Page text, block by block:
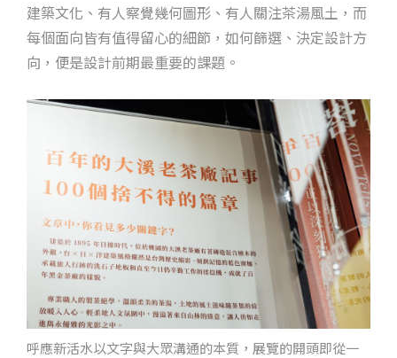
建築文化、有人察覺幾何圖形、有人關注茶湯風土，而
每個面向皆有值得留心的細節，如何篩選、決定設計方
向，便是設計前期最重要的課題。
呼應新活水以文字與大眾溝通的本質，展覽的開頭即從一